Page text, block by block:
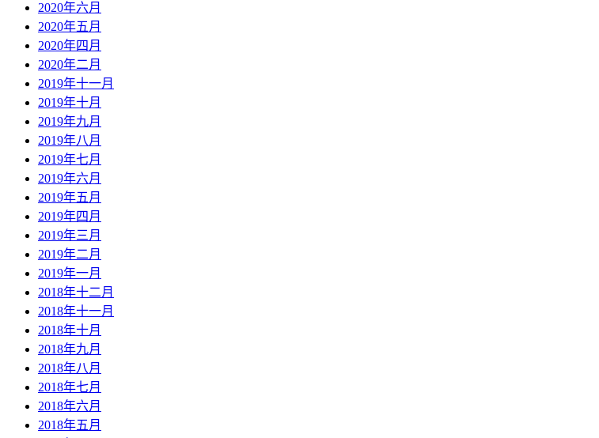
2020年六月
2020年五月
2020年四月
2020年二月
2019年十一月
2019年十月
2019年九月
2019年八月
2019年七月
2019年六月
2019年五月
2019年四月
2019年三月
2019年二月
2019年一月
2018年十二月
2018年十一月
2018年十月
2018年九月
2018年八月
2018年七月
2018年六月
2018年五月